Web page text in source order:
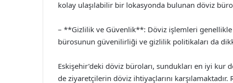
kolay ulaşılabilir bir lokasyonda bulunan döviz
– **Gizlilik ve Güvenlik**: Döviz işlemleri
bürosunun güvenilirliği ve gizlilik politikaları da
Eskişehir’deki döviz büroları, sundukları en iyi
de ziyaretçilerin döviz ihtiyaçlarını